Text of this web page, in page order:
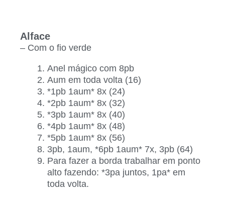
Alface
– Com o fio verde
Anel mágico com 8pb
Aum em toda volta (16)
*1pb 1aum* 8x (24)
*2pb 1aum* 8x (32)
*3pb 1aum* 8x (40)
*4pb 1aum* 8x (48)
*5pb 1aum* 8x (56)
3pb, 1aum, *6pb 1aum* 7x, 3pb (64)
Para fazer a borda trabalhar em ponto
alto fazendo: *3pa juntos, 1pa* em
toda volta.